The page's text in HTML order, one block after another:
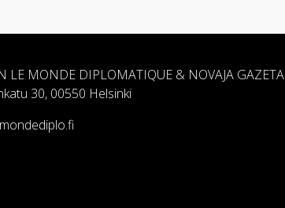
LE MONDE DIPLOMATIQUE & NOVAJA GAZETA
30, 00550 Helsinki